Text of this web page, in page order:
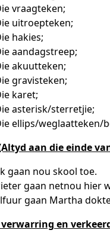
vraagteken;
uitroepteken;
hakies;
aandagstreep;
akuutteken;
gravisteken;
karet;
asterisk/sterretjie;
ellips/weglaatteken/
aan die einde
gaan nou skool toe.
gaan netnou hier
gaan Martha
en